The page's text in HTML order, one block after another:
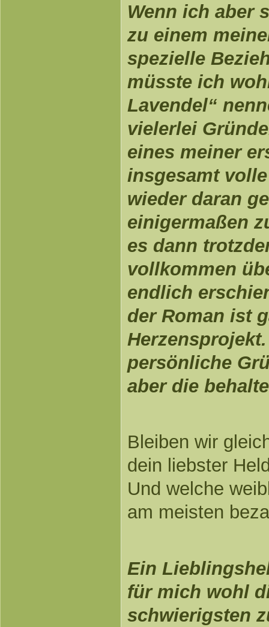
Wenn ich aber
zu einem
spezielle
müsste ich
Lavendel“
vielerlei
eines meiner
insgesamt
wieder daran
einigermaßen
es dann
vollkommen
endlich
der Roman ist
persönliche
aber die
Bleiben wir
dein liebster
Und welche
am meisten
Ein
für mich wohl
schwierigsten